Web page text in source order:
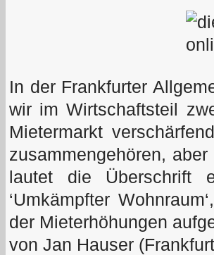
In der Frankfurter
wir im Wirtschaftsteil
Mietermarkt
zusammengehören,
lautet die Überschrift
‘Umkämpfter
der Mieterhöhungen
von Jan Hauser